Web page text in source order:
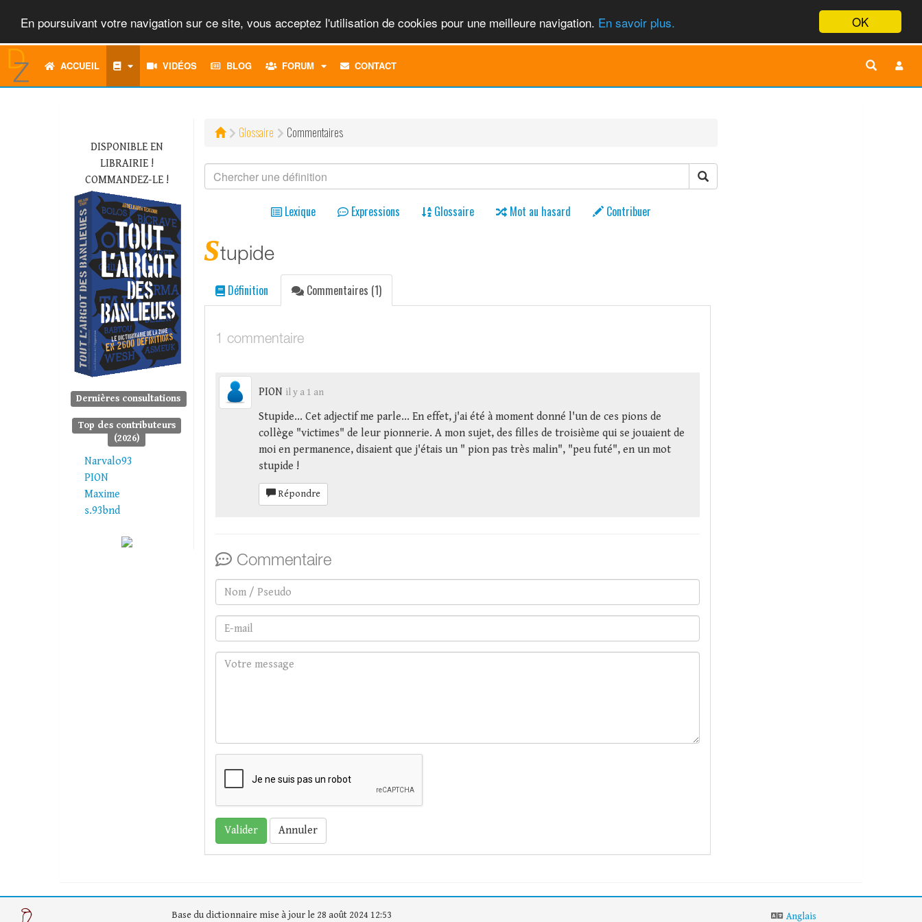
OK
En poursuivant votre navigation sur ce site, vous acceptez l'utilisation de cookies pour une meilleure navigation. En savoir plus.
ACCUEIL VIDÉOS BLOG FORUM
TOGGLECONTACT
DISPONIBLE EN
LIBRAIRIE !
COMMANDEZ-LE !
Dernières consultations
Top des contributeurs
(2026)
Narvalo93
PION
Maxime
s.93bnd
Glossaire Commentaires
Lexique Expressions Glossaire Mot au hasard Contribuer
stupide
Définition Commentaires (1)
1 commentaire
PION il y a 1 an
Stupide... Cet adjectif me parle... En effet, j'ai été à moment donné l'un de ces pions de
collège "victimes" de leur pionnerie. A mon sujet, des filles de troisième qui se jouaient de
moi en permanence, disaient que j'étais un " pion pas très malin", "peu futé", en un mot
stupide !
Répondre
Commentaire
Annuler
Base du dictionnaire mise à jour le 28 août 2024 12:53 Anglais